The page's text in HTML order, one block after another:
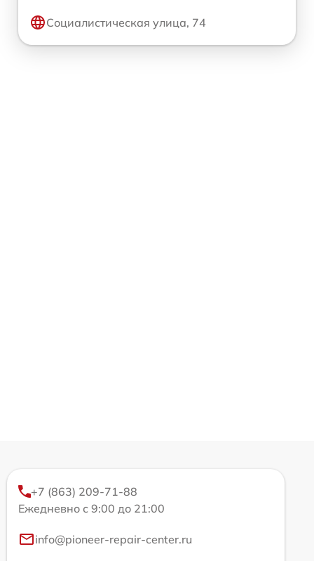
Социалистическая улица, 74
+7 (863) 209-71-88
Ежедневно с 9:00 до 21:00
info@pioneer-repair-center.ru